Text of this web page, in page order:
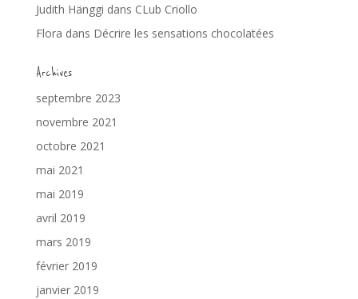
Judith Hänggi dans CLub Criollo
Flora dans Décrire les sensations chocolatées
Archives
septembre 2023
novembre 2021
octobre 2021
mai 2021
mai 2019
avril 2019
mars 2019
février 2019
janvier 2019